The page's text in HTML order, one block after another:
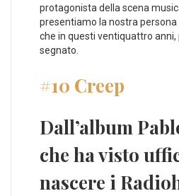
protagonista della scena
presentiamo la nostra
che in questi ventiquattro anni,
segnato.
#10 Creep
Dall’album
che ha visto
nascere i